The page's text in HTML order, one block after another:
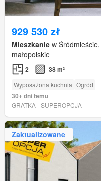
929 530 zł
Mieszkanie w
małopolskie
2 38 m²
Wyposażona kuchnia Ogród
30+ dni temu
GRATKA - SUPEROPCJA
Zaktualizowane